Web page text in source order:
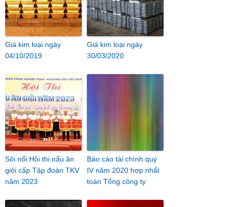
Giá kim loại ngày
04/10/2019
Giá kim loại ngày
30/03/2020
Sôi nổi Hội thi nấu ăn
giỏi cấp Tập đoàn TKV
năm 2023
Báo cáo tài chính quý
IV năm 2020 hợp nhất
toàn Tổng công ty